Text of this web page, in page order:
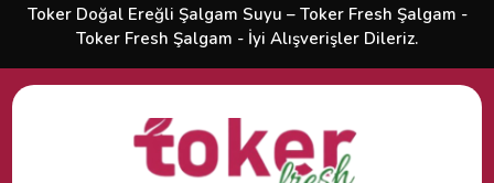
Toker Doğal Ereğli Şalgam Suyu – Toker Fresh Şalgam -
Toker Fresh Şalgam - İyi Alışverişler Dileriz.